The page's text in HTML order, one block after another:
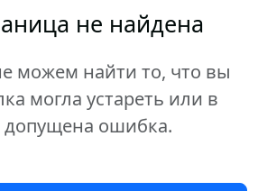
не найдена
можем найти то, что вы
могла устареть или в
допущена ошибка.